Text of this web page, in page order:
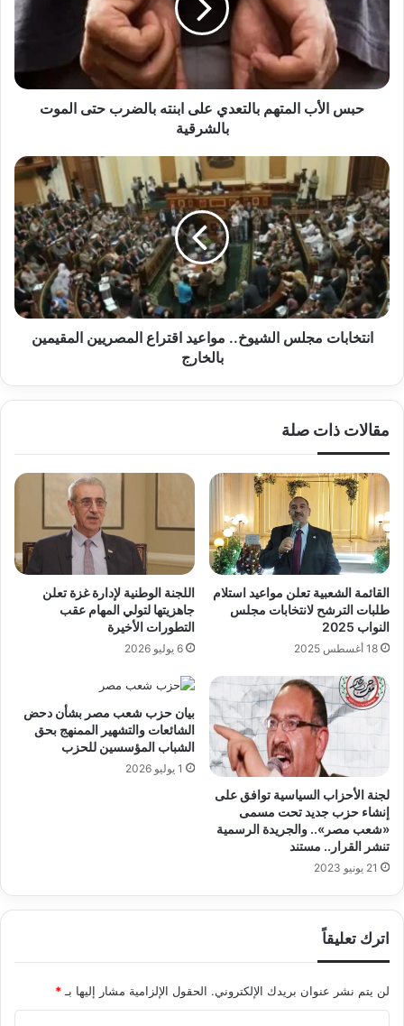
على
ابنته
بالضرب
حتى
الموت
بالشرقيةحبس الأب المتهم بالتعدي على ابنته بالضرب حتى الموت
بالشرقية
انتخابات
مجلس
الشيوخ..
مواعيد
اقتراع
المصريين
المقيمين
بالخارج
انتخابات مجلس الشيوخ.. مواعيد اقتراع المصريين المقيمين
بالخارج
مقالات ذات صلة
القائمة الشعبية تعلن مواعيد استلام
طلبات الترشح لانتخابات مجلس
النواب 2025
18 أغسطس 2025
اللجنة الوطنية لإدارة غزة تعلن
جاهزيتها لتولي المهام عقب
التطورات الأخيرة
6 يوليو 2026
لجنة الأحزاب السياسية توافق على
إنشاء حزب جديد تحت مسمى
«شعب مصر».. والجريدة الرسمية
تنشر القرار.. مستند
21 يونيو 2023
بيان حزب شعب مصر بشأن دحض
الشائعات والتشهير الممنهج بحق
الشباب المؤسسين للحزب
1 يوليو 2026
اترك تعليقاً
لن يتم نشر عنوان بريدك الإلكتروني. الحقول الإلزامية مشار إليها بـ*